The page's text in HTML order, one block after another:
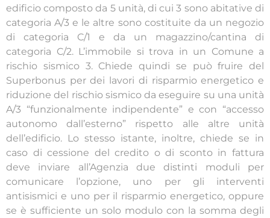
edificio composto da 5 unità, di cui 3 sono abitative di
categoria A/3 e le altre sono costituite da un negozio
di categoria C/1 e da un magazzino/cantina di
categoria C/2. L’immobile si trova in un Comune a
rischio sismico 3. Chiede quindi se può fruire del
Superbonus per dei lavori di risparmio energetico e
riduzione del rischio sismico da eseguire su una unità
A/3 “funzionalmente indipendente” e con “accesso
autonomo dall’esterno” rispetto alle altre unità
dell’edificio. Lo stesso istante, inoltre, chiede se in
caso di cessione del credito o di sconto in fattura
deve inviare all’Agenzia due distinti moduli per
comunicare l’opzione, uno per gli interventi
antisismici e uno per il risparmio energetico, oppure
se è sufficiente un solo modulo con la somma degli